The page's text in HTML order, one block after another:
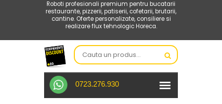
Roboti profesionali premium pentru bucatarii
restaurante, pizzerii, patiserii, cofetarii, brutarii,
cantine. Oferte personalizate, consiliere si
realizare flux tehnologic Horeca.
0723.276.930